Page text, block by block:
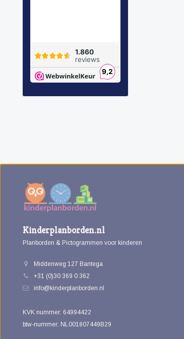
Kinderplanborden.nl
Planborden & Pictogrammen voor kinderen
Middenweg 127 Bantega
+31 (0)30 369 0 362
info@kinderplanborden.nl
KVK nummer: 64994422
btw-nummer: NL001807449B29